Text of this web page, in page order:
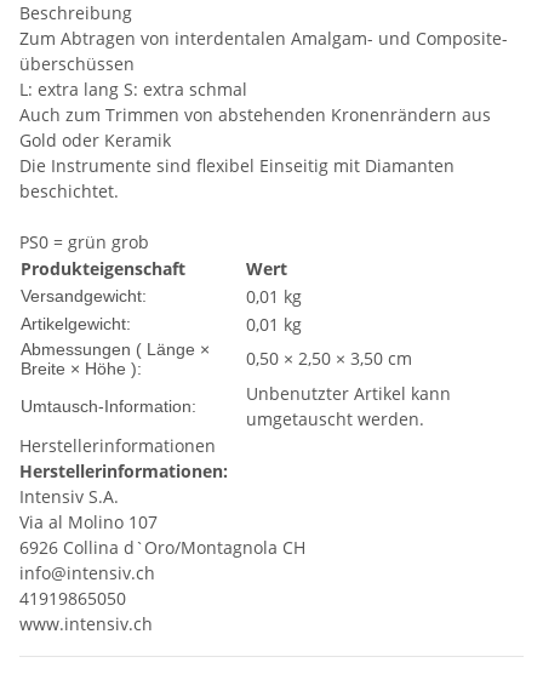
Beschreibung
Zum Abtragen von interdentalen Amalgam- und Composite-
überschüssen
L: extra lang S: extra schmal
Auch zum Trimmen von abstehenden Kronenrändern aus
Gold oder Keramik
Die Instrumente sind flexibel Einseitig mit Diamanten
beschichtet.
PS0 = grün grob
Produkteigenschaft
Wert
Versandgewicht: 0,01 kg
Artikelgewicht: 0,01 kg
Abmessungen ( Länge ×
Breite × Höhe ):
0,50 × 2,50 × 3,50 cm
Umtausch-Information:
Unbenutzter Artikel kann
umgetauscht werden.
Herstellerinformationen
Herstellerinformationen:
Intensiv S.A.
Via al Molino 107
6926 Collina d`Oro/Montagnola CH
info@intensiv.ch
41919865050
www.intensiv.ch